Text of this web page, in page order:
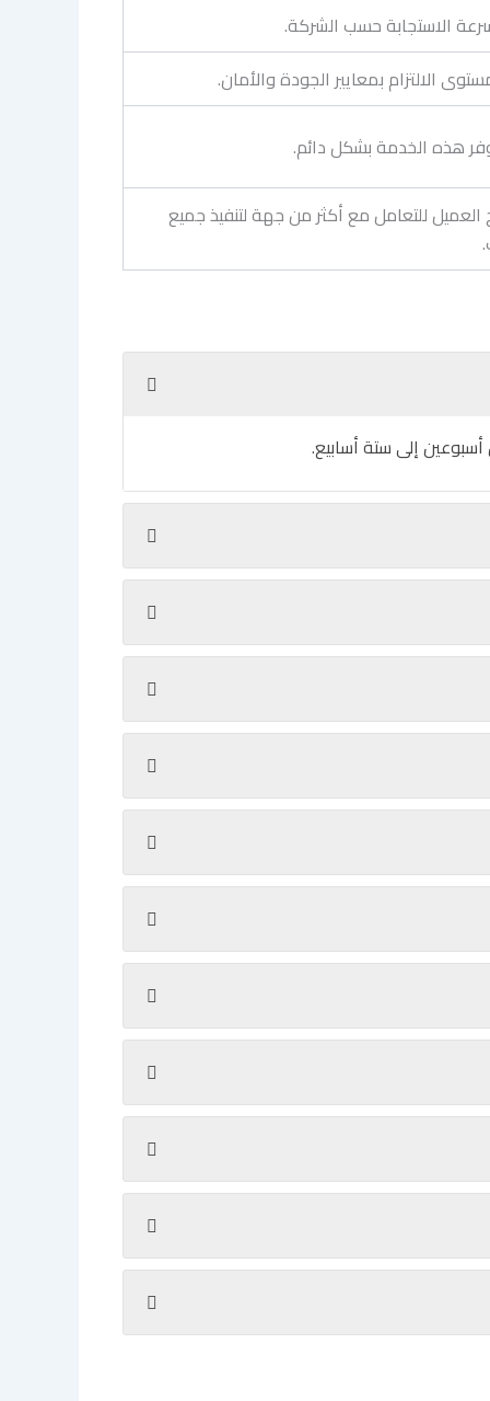
الاستجابة حسب الشركة.
الالتزام بمعايير الجودة والأمان.
هذه الخدمة بشكل دائم.
العميل للتعامل مع أكثر من جهة لتنفيذ جميع
إلى ستة أسابيع.